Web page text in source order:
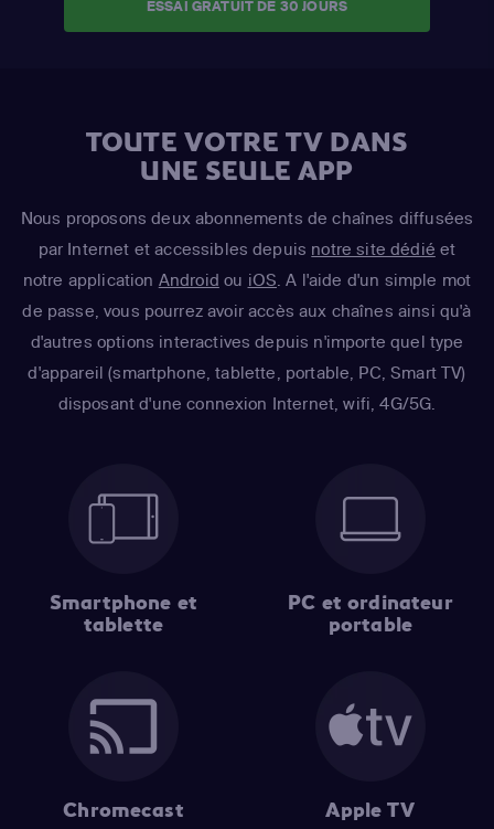
ESSAI GRATUIT DE 30 JOURS
TOUTE VOTRE TV DANS
UNE SEULE APP
Nous proposons deux abonnements de chaînes diffusées
par Internet et accessibles depuis notre site dédié et
notre application Android ou iOS . A l'aide d'un simple mot
de passe, vous pourrez avoir accès aux chaînes ainsi qu'à
d'autres options interactives depuis n'importe quel type
d'appareil (smartphone, tablette, portable, PC, Smart TV)
disposant d'une connexion Internet, wifi, 4G/5G.
Smartphone et
tablette
PC et ordinateur
portable
Chromecast Apple TV